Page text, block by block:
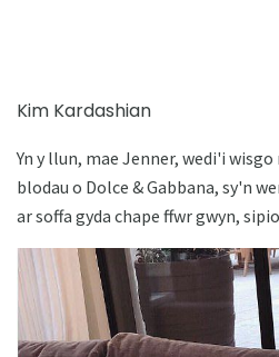
Kim Kardashian
Yn y llun, mae Jenner, wedi'i
blodau o Dolce & Gabbana, sy'n
ar soffa gyda chape ffwr gwyn,